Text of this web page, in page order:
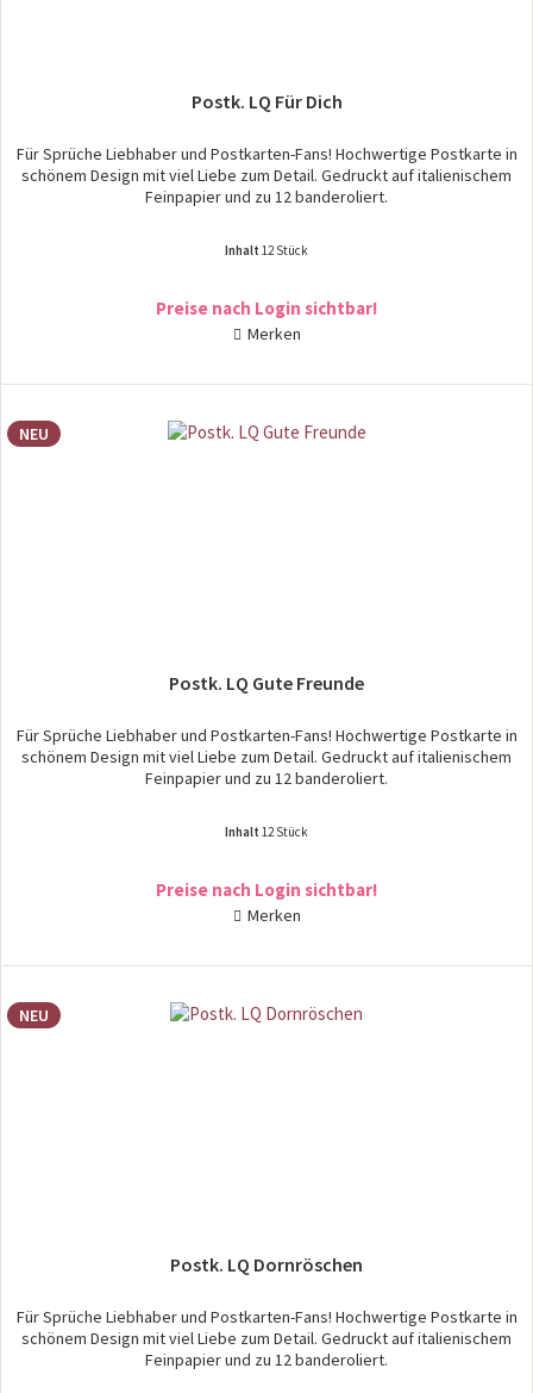
Postk. LQ Für Dich
Für Sprüche Liebhaber und Postkarten-Fans! Hochwertige Postkarte in
schönem Design mit viel Liebe zum Detail. Gedruckt auf italienischem
Feinpapier und zu 12 banderoliert.
Inhalt12 Stück
Preise nach Login sichtbar!
Merken
NEU
Postk. LQ Gute Freunde
Für Sprüche Liebhaber und Postkarten-Fans! Hochwertige Postkarte in
schönem Design mit viel Liebe zum Detail. Gedruckt auf italienischem
Feinpapier und zu 12 banderoliert.
Inhalt12 Stück
Preise nach Login sichtbar!
Merken
NEU
Postk. LQ Dornröschen
Für Sprüche Liebhaber und Postkarten-Fans! Hochwertige Postkarte in
schönem Design mit viel Liebe zum Detail. Gedruckt auf italienischem
Feinpapier und zu 12 banderoliert.